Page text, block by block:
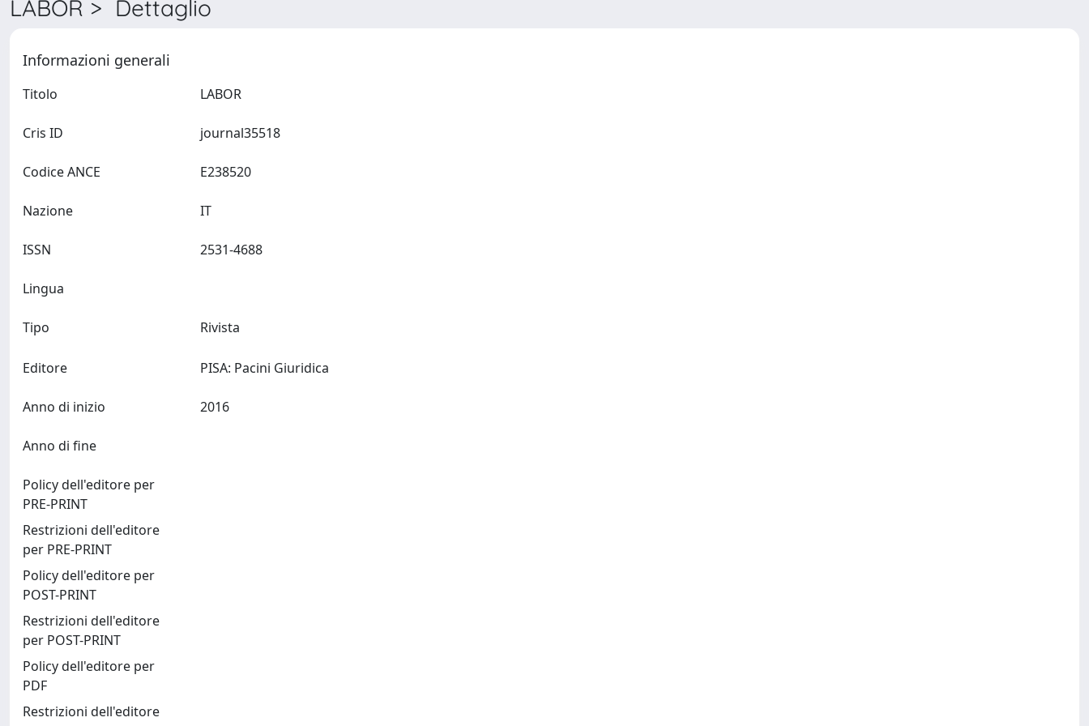
LABOR > Dettaglio
Informazioni generali
Titolo
Cris ID
Codice ANCE
Nazione
ISSN
Lingua
Tipo Rivista
Editore
Anno di inizio
Anno di fine
Policy dell'editore per
PRE-PRINT
Restrizioni dell'editore
per PRE-PRINT
Policy dell'editore per
POST-PRINT
Restrizioni dell'editore
per POST-PRINT
Policy dell'editore per
PDF
Restrizioni dell'editore